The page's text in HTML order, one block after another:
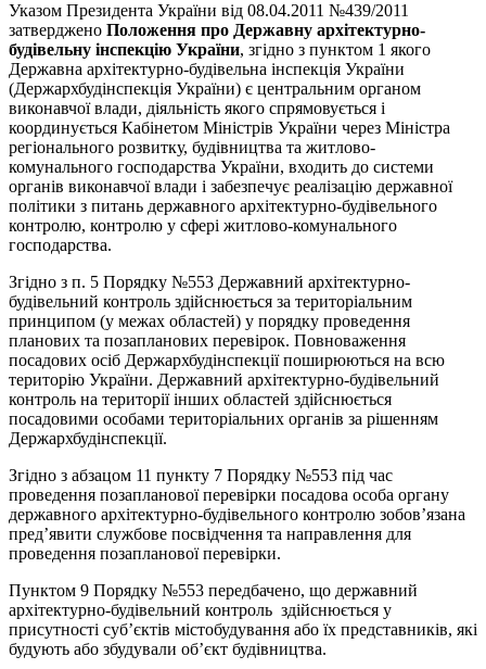
Указом Президента України від 08.04.2011 №439/2011
затверджено Положення про Державну архітектурно-
будівельну інспекцію України, згідно з пунктом 1 якого
Державна архітектурно-будівельна інспекція України
(Держархбудінспекція України) є центральним органом
виконавчої влади, діяльність якого спрямовується і
координується Кабінетом Міністрів України через Міністра
регіонального розвитку, будівництва та житлово-
комунального господарства України, входить до системи
органів виконавчої влади і забезпечує реалізацію державної
політики з питань державного архітектурно-будівельного
контролю, контролю у сфері житлово-комунального
господарства.
Згідно з п. 5 Порядку №553 Державний архітектурно-
будівельний контроль здійснюється за територіальним
принципом (у межах областей) у порядку проведення
планових та позапланових перевірок. Повноваження
посадових осіб Держархбудінспекції поширюються на всю
територію України. Державний архітектурно-будівельний
контроль на території інших областей здійснюється
посадовими особами територіальних органів за рішенням
Держархбудінспекції.
Згідно з абзацом 11 пункту 7 Порядку №553 під час
проведення позапланової перевірки посадова особа органу
державного архітектурно-будівельного контролю зобов’язана
пред’явити службове посвідчення та направлення для
проведення позапланової перевірки.
Пунктом 9 Порядку №553 передбачено, що державний
архітектурно-будівельний контроль здійснюється у
присутності суб’єктів містобудування або їх представників, які
будують або збудували об’єкт будівництва.